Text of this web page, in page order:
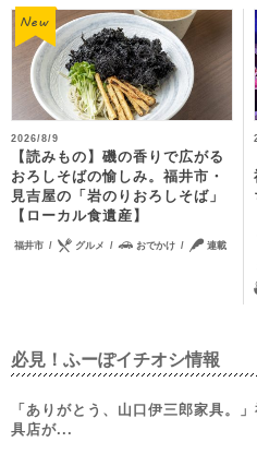
2026/8/9
【読みもの】磯の香りで広がる
おろしそばの愉しみ。福井市・
見吉屋の「岩のりおろしそば」
【ローカル食遺産】
福井市 グルメ おでかけ 連載
必見！ふーぽイチオシ情報
「ありがとう、山口伊三郎家具。
具店が...